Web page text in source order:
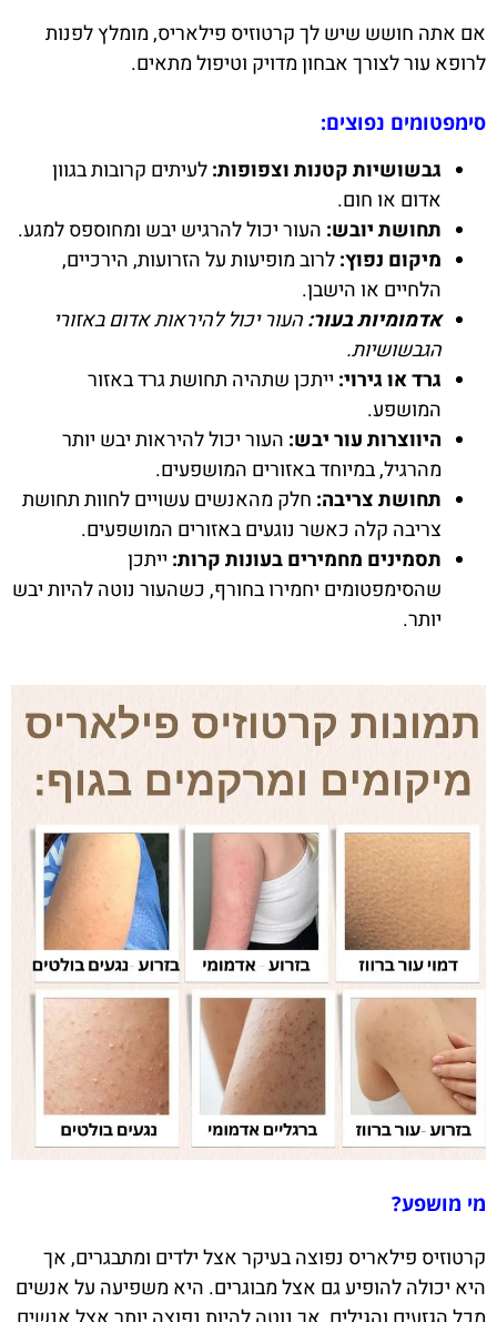
אם אתה חושש שיש לך קרטוזיס פילאריס, מומלץ לפנות
לרופא עור לצורך אבחון מדויק וטיפול מתאים.
סימפטומים נפוצים:
גבשושיות קטנות וצפופות:לעיתים קרובות בגוון
אדום או חום.
תחושת יובש: העור יכול להרגיש יבש ומחוספס למגע.
מיקום נפוץ:לרוב מופיעות על הזרועות, הירכיים,
הלחיים או הישבן.
אדמומיות בעור:העור יכול להיראות אדום באזורי
הגבשושיות.
גרד או גירוי: ייתכן שתהיה תחושת גרד באזור
המושפע.
היווצרות עור יבש: העור יכול להיראות יבש יותר
מהרגיל, במיוחד באזורים המושפעים.
תחושת צריבה: חלק מהאנשים עשויים לחוות תחושת
צריבה קלה כאשר נוגעים באזורים המושפעים.
תסמינים מחמירים בעונות קרות: ייתכן
שהסימפטומים יחמירו בחורף, כשהעור נוטה להיות יבש
יותר.
מי מושפע?
קרטוזיס פילאריס נפוצה בעיקר אצל ילדים ומתבגרים, אך
היא יכולה להופיע גם אצל מבוגרים. היא משפיעה על אנשים